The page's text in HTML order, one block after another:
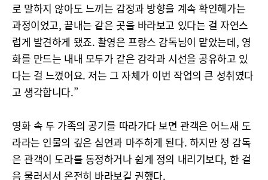
로 말하지 않아도 느끼는 감정과 방향을 계속 확인해가는
과정이었고, 끝내는 같은 곳을 바라보고 있다는 걸 자연스
럽게 발견하게 됐죠. 촬영은 프랑스 감독님이 맡았는데, 영
화를 만드는 내내 모두가 같은 감각과 시선을 공유하고 있
다는 걸 느꼈어요. 저는 그 자체가 이번 작업의 큰 성취였다
고 생각합니다.”
영화 속 두 가족의 공기를 따라가다 보면 관객은 어느새 도
라라는 인물의 깊은 심연과 마주하게 된다. 하지만 정 감독
은 관객이 도라를 동정하거나 쉽게 정의 내리기보다, 한 걸
음 물러서서 온전히 바라보길 권했다.